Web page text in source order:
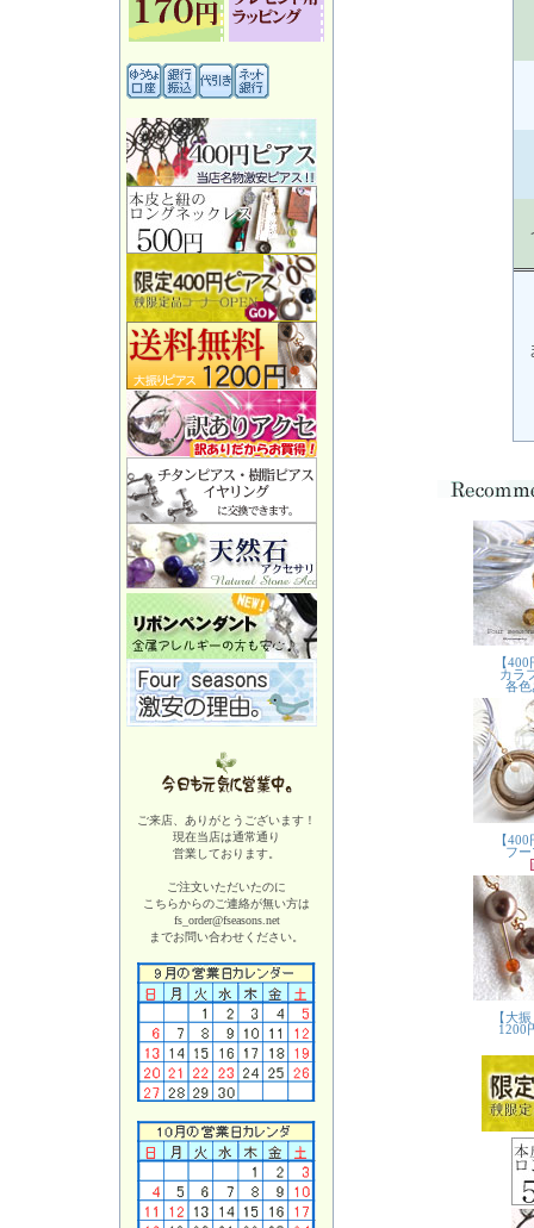
ご来店、ありがとうございます！
現在当店は通常通り
営業しております。
ご注文いただいたのに
こちらからのご連絡が無い方は
fs_order@fseasons.net
までお問い合わせください。